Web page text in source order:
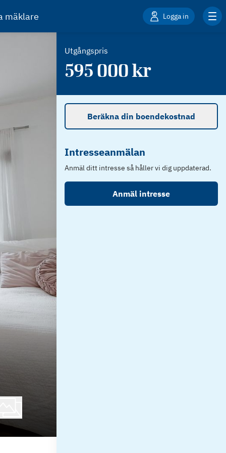
mäklare Logga in
Utgångspris
595 000kr
Beräkna din boendekostnad
Intresseanmälan
Anmäl ditt intresse så håller vi dig uppdaterad.
Anmäl intresse